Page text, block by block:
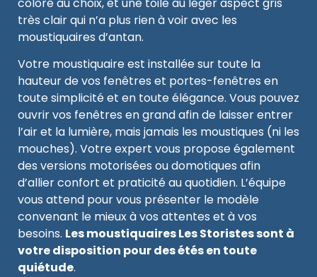
très clair qui n’a plus rien à voir avec les
moustiquaires d’antan.
Votre moustiquaire est installée sur toute la
hauteur de vos fenêtres et portes-fenêtres en
toute simplicité et en toute élégance. Vous pouvez
ouvrir vos fenêtres en grand afin de laisser entrer
l’air et la lumière, mais jamais les moustiques (ni les
mouches). Votre expert vous propose également
des versions motorisées ou domotiques afin
d’allier confort et praticité au quotidien. L’équipe
vous attend pour vous présenter le modèle
convenant le mieux à vos attentes et à vos
besoins. Les moustiquaires Les Storistes sont à
votre disposition pour des étés en toute
quiétude.